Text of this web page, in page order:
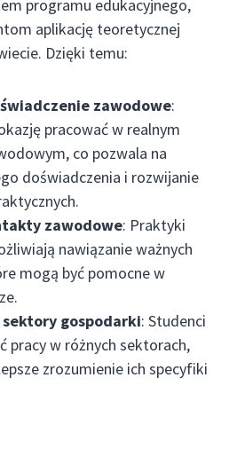
programu edukacyjnego,
aplikację teoretycznej
Dzięki temu:
zawodowe:
pracować w realnym
co pozwala na
doświadczenia i rozwijanie
zawodowe: Praktyki
nawiązanie ważnych
mogą być pomocne w
sektory gospodarki: Studenci
pracy w różnych sektorach,
zrozumienie ich specyfiki